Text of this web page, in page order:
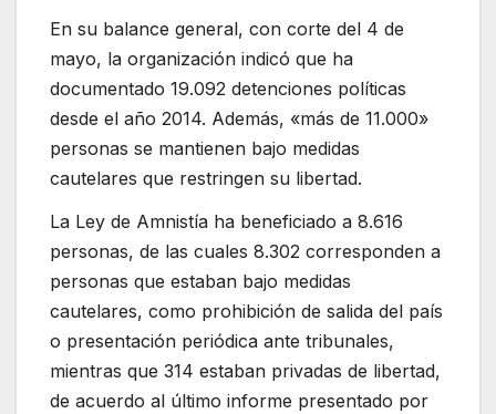
En su balance general, con corte del 4 de
mayo, la organización indicó que ha
documentado 19.092 detenciones políticas
desde el año 2014. Además, «más de 11.000»
personas se mantienen bajo medidas
cautelares que restringen su libertad.
La Ley de Amnistía ha beneficiado a 8.616
personas, de las cuales 8.302 corresponden a
personas que estaban bajo medidas
cautelares, como prohibición de salida del país
o presentación periódica ante tribunales,
mientras que 314 estaban privadas de libertad,
de acuerdo al último informe presentado por